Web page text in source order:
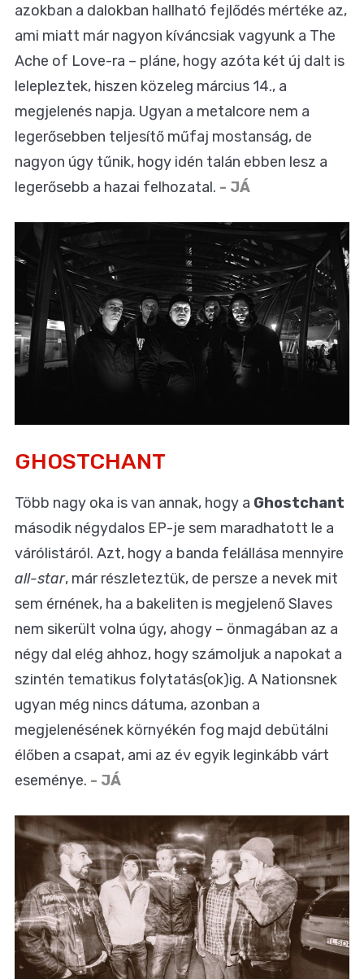
azokban a dalokban hallható fejlődés mértéke az,
ami miatt már nagyon kíváncsiak vagyunk a The
Ache of Love-ra – pláne, hogy azóta két új dalt is
lelepleztek, hiszen közeleg március 14., a
megjelenés napja. Ugyan a metalcore nem a
legerősebben teljesítő műfaj mostanság, de
nagyon úgy tűnik, hogy idén talán ebben lesz a
legerősebb a hazai felhozatal. - JÁ
GHOSTCHANT
Több nagy oka is van annak, hogy a Ghostchant
második négydalos EP-je sem maradhatott le a
várólistáról. Azt, hogy a banda felállása mennyire
all-star, már részleteztük, de persze a nevek mit
sem érnének, ha a bakeliten is megjelenő Slaves
nem sikerült volna úgy, ahogy – önmagában az a
négy dal elég ahhoz, hogy számoljuk a napokat a
szintén tematikus folytatás(ok)ig. A Nationsnek
ugyan még nincs dátuma, azonban a
megjelenésének környékén fog majd debütálni
élőben a csapat, ami az év egyik leginkább várt
eseménye. - JÁ